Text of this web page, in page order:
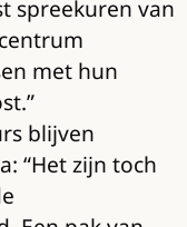
spreekuren van
met hun
blijven
“Het zijn toch